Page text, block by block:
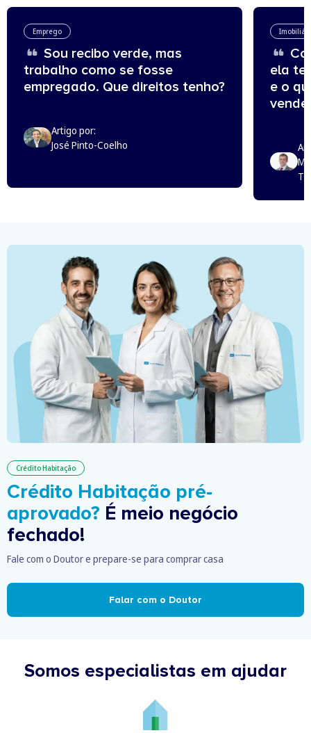
Emprego
Sou recibo verde, mas
trabalho como se fosse
empregado. Que direitos tenho?
Artigo por:
José Pinto-Coelho
ela
e o
Crédito Habitação
Crédito Habitação pré-
aprovado? É meio negócio
fechado!
Fale com o Doutor e prepare-se para comprar casa
Falar com o Doutor
Somos especialistas em ajudar